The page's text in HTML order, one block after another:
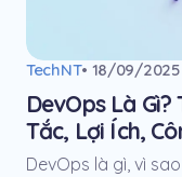
TechNT• 18/09/2025
DevOps Là
Tắc, Lợi Ích,
DevOps là gì, vì